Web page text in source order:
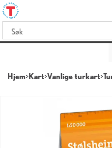
Hjem>Kart>Vanlige turkart>